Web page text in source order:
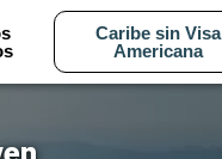
Caribe sin Visa
Americana